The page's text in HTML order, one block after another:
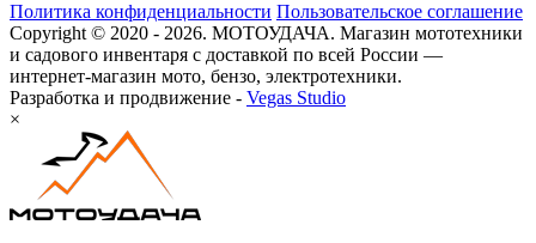
Политика конфиденциальности Пользовательское соглашение
Copyright © 2020 - 2026. МОТОУДАЧА. Магазин мототехники
и садового инвентаря с доставкой по всей России —
интернет-магазин мото, бензо, электротехники.
Разработка и продвижение - Vegas Studio
×